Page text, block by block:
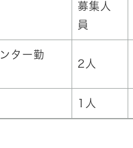
募集人
員
ター勤
2人
1人